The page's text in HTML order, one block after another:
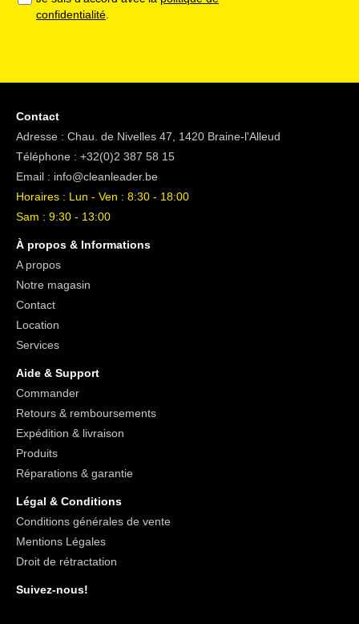
confidentialité
Contact
Adresse : Chau. de Nivelles 47, 1420 Braine-l'Alleud
Téléphone : +32(0)2 387 58 15
Email : info@cleanleader.be
Horaires : Lun - Ven : 8:30 - 18:00
Sam : 9:30 - 13:00
À propos & Informations
A propos
Notre magasin
Contact
Location
Services
Aide & Support
Commander
Retours & remboursements
Expédition & livraison
Produits
Réparations & garantie
Légal & Conditions
Conditions générales de vente
Mentions Légales
Droit de rétractation
Suivez-nous!